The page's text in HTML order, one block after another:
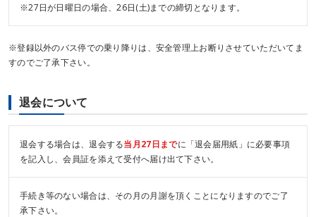
※27日が日曜日の場合、26日(土)までの締切となります。
※登録以外のバス停での乗り降りは、安全管理上お断りさせていただいてま
すのでご了承下さい。
退会について
退会する場合は、退会する当月27日までに「退会届用紙」に必要事項
を記入し、会員証を添えて受付へ届け出て下さい。
手続き等のない場合は、その月の月謝を頂くことになりますのでご了
承下さい。